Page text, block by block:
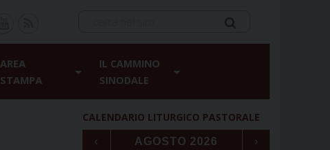
AREA
STAMPA
IL CAMMINO
SINODALE
CALENDARIO LITURGICO PASTORALE
‹ AGOSTO 2026 ›